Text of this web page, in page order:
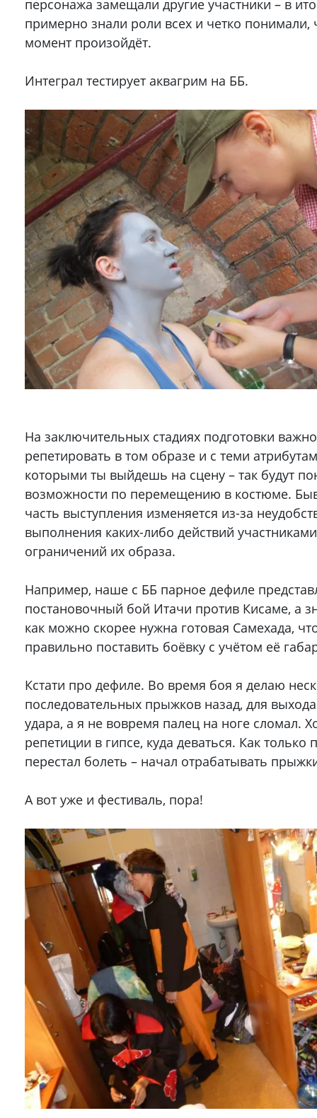
персонажа замещали другие участники – в
примерно знали роли всех и четко понимали,
момент произойдёт.
Интеграл тестирует аквагрим на ББ.
На заключительных стадиях подготовки важно
репетировать в том образе и с теми
которыми ты выйдешь на сцену – так будут
возможности по перемещению в костюме.
часть выступления изменяется из-за
выполнения каких-либо действий
ограничений их образа.
Например, наше с ББ парное дефиле
постановочный бой Итачи против Кисаме, а
как можно скорее нужна готовая Самехада,
правильно поставить боёвку с учётом её
Кстати про дефиле. Во время боя я делаю
последовательных прыжков назад, для
удара, а я не вовремя палец на ноге сломал.
репетиции в гипсе, куда деваться. Как только
перестал болеть – начал отрабатывать
А вот уже и фестиваль, пора!